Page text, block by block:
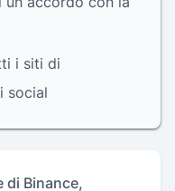
i siti di
social
di Binance,